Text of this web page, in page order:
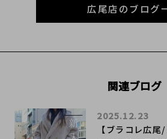
広尾店のブログ
関連ブログ
【ブラコレ広
2025.12.23